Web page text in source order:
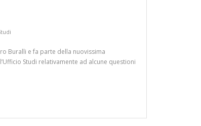
Buralli e fa parte della nuovissima
Studi relativamente ad alcune questioni